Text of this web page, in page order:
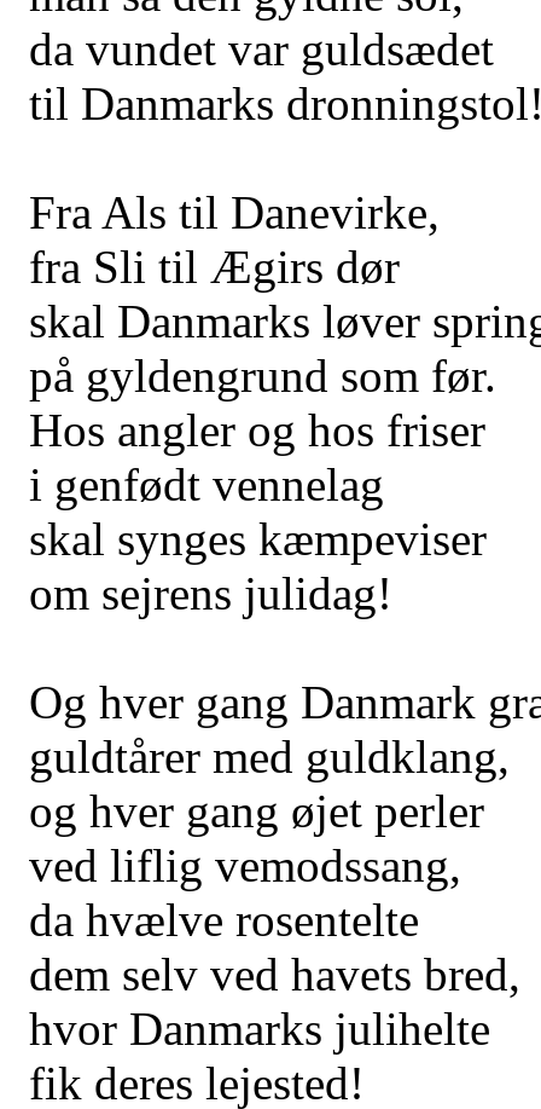
da vundet var guldsædet
til Danmarks
Fra Als til Danevirke,
fra Sli til Ægirs dør
skal Danmarks løver
på gyldengrund som før.
Hos angler og hos friser
i genfødt vennelag
skal synges kæmpeviser
om sejrens julidag!
Og hver gang Danmark
guldtårer med guldklang,
og hver gang øjet perler
ved liflig vemodssang,
da hvælve rosentelte
dem selv ved havets bred,
hvor Danmarks julihelte
fik deres lejested!